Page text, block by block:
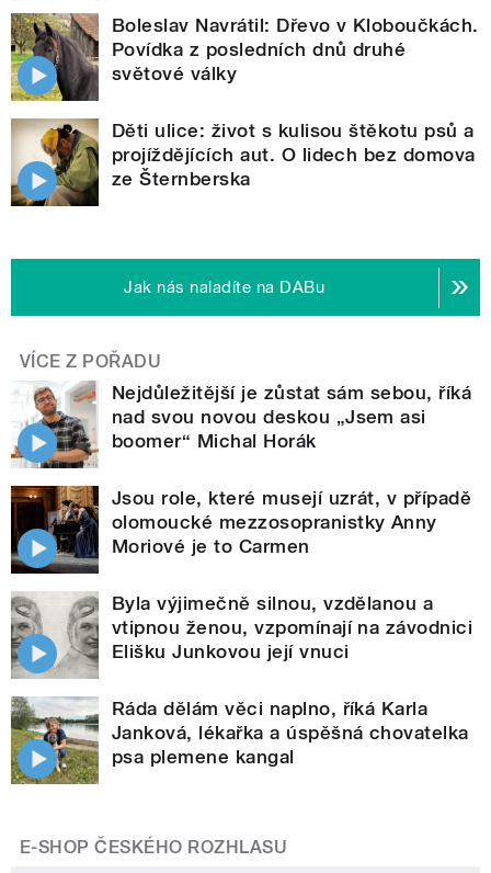
Boleslav Navrátil: Dřevo v Kloboučkách.
Povídka z posledních dnů druhé
světové války
Děti ulice: život s kulisou štěkotu psů a
projíždějících aut. O lidech bez domova
ze Šternberska
Jak nás naladíte na DABu
VÍCE Z POŘADU
Nejdůležitější je zůstat sám sebou, říká
nad svou novou deskou „Jsem asi
boomer“ Michal Horák
Jsou role, které musejí uzrát, v případě
olomoucké mezzosopranistky Anny
Moriové je to Carmen
Byla výjimečně silnou, vzdělanou a
vtipnou ženou, vzpomínají na závodnici
Elišku Junkovou její vnuci
Ráda dělám věci naplno, říká Karla
Janková, lékařka a úspěšná chovatelka
psa plemene kangal
E-SHOP ČESKÉHO ROZHLASU